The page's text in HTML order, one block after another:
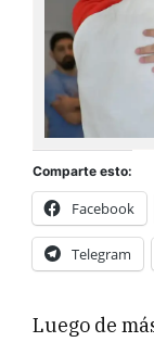
Comparte esto:
Facebook
Telegram
Luego de